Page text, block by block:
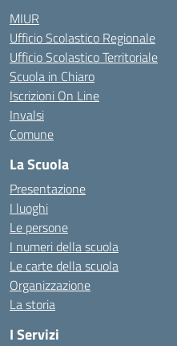
MIUR
Ufficio Scolastico Regionale
Ufficio Scolastico Territoriale
Scuola in Chiaro
Iscrizioni On Line
Invalsi
Comune
La Scuola
Presentazione
I luoghi
Le persone
I numeri della scuola
Le carte della scuola
Organizzazione
La storia
I Servizi